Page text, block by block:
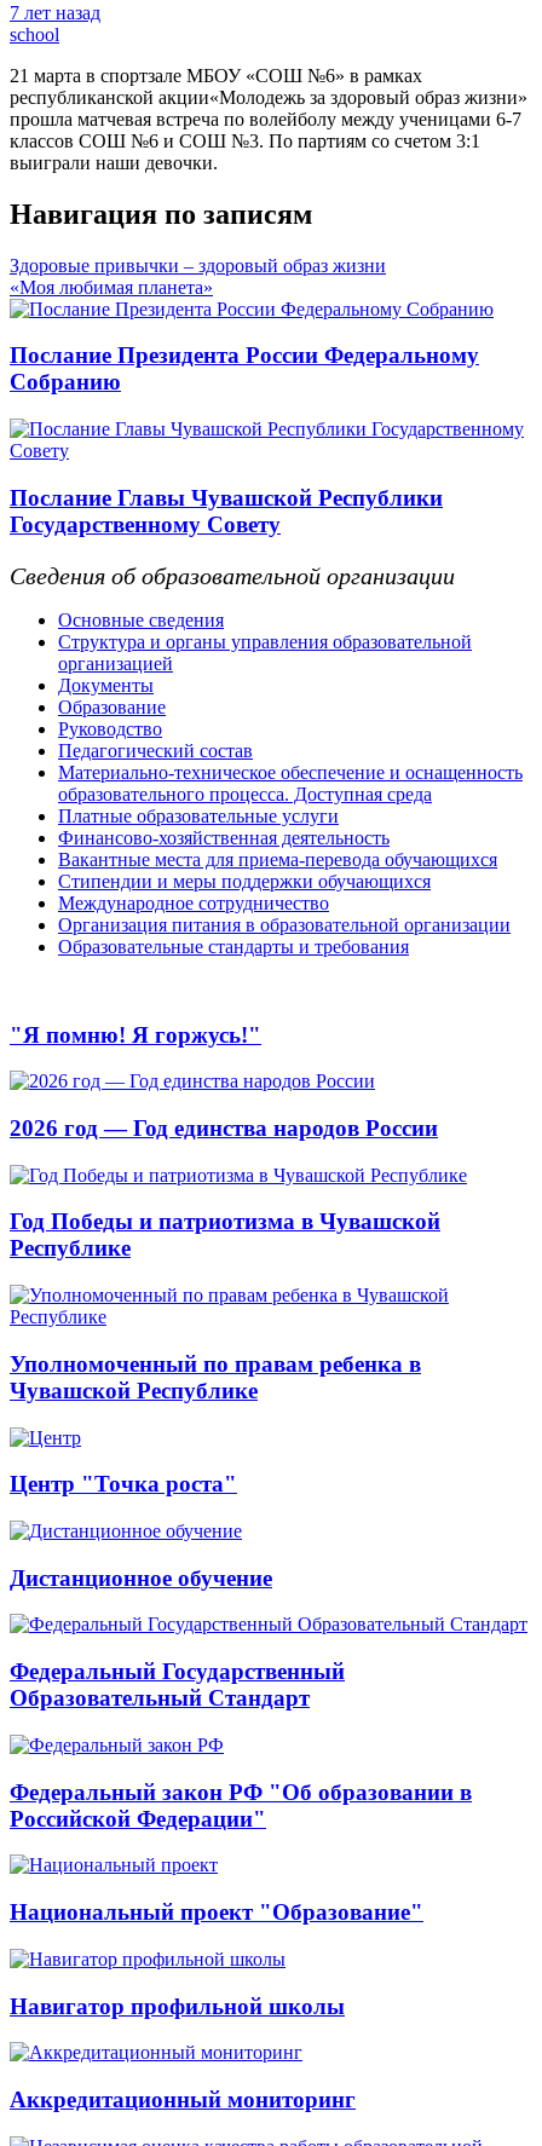
7 лет назад
school
21 марта в спортзале МБОУ «СОШ №6» в рамках
республиканской акции«Молодежь за здоровый образ жизни»
прошла матчевая встреча по волейболу между ученицами 6-7
классов СОШ №6 и СОШ №3. По партиям со счетом 3:1
выиграли наши девочки.
Навигация по записям
Здоровые привычки – здоровый образ жизни
«Моя любимая планета»
Послание Президента России Федеральному
Собранию
Послание Главы Чувашской Республики
Государственному Совету
Сведения об образовательной организации
Основные сведения
Структура и органы управления образовательной
организацией
Документы
Образование
Руководство
Педагогический состав
Материально-техническое обеспечение и оснащенность
образовательного процесса. Доступная среда
Платные образовательные услуги
Финансово-хозяйственная деятельность
Вакантные места для приема-перевода обучающихся
Стипендии и меры поддержки обучающихся
Международное сотрудничество
Организация питания в образовательной организации
Образовательные стандарты и требования
"Я помню! Я горжусь!"
2026 год — Год единства народов России
Год Победы и патриотизма в Чувашской
Республике
Уполномоченный по правам ребенка в
Чувашской Республике
Центр "Точка роста"
Дистанционное обучение
Федеральный Государственный
Образовательный Стандарт
Федеральный закон РФ "Об образовании в
Российской Федерации"
Национальный проект "Образование"
Навигатор профильной школы
Аккредитационный мониторинг